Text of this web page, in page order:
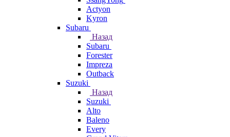
Actyon
Kyron
Subaru
Назад
Subaru
Forester
Impreza
Outback
Suzuki
Назад
Suzuki
Alto
Baleno
Every